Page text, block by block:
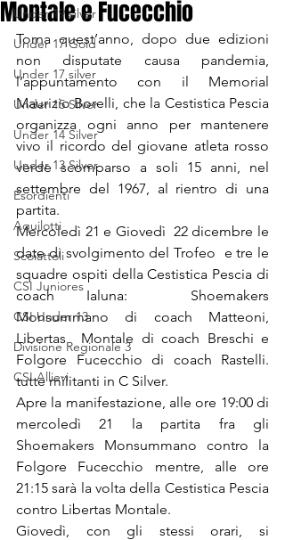
Under 19 silver
Under 17 Gold
Under 17 silver
Under 15 Silver
Under 14 Silver
Under 13 Silver
Esordienti
Aquilotti
Scoiattoli
CSI Juniores
CSI Under 13
Divisione Regionale 3
CSI Allievi
Montale e Fucecchio
Torna quest’anno, dopo due edizioni
non disputate causa pandemia,
l’appuntamento con il Memorial
Maurizio Borelli, che la Cestistica Pescia
organizza ogni anno per mantenere
vivo il ricordo del giovane atleta rosso
verde scomparso a soli 15 anni, nel
settembre del 1967, al rientro di una
partita.
Mercoledì 21 e Giovedì  22 dicembre le
date di svolgimento del Trofeo  e tre le
squadre ospiti della Cestistica Pescia di
coach Ialuna:  Shoemakers
Monsummano di coach Matteoni,
Libertas  Montale di coach Breschi e
Folgore Fucecchio di coach Rastelli.
tutte militanti in C Silver.
Apre la manifestazione, alle ore 19:00 di
mercoledì 21 la partita fra gli
Shoemakers Monsummano contro la
Folgore Fucecchio mentre, alle ore
21:15 sarà la volta della Cestistica Pescia
contro Libertas Montale.
Giovedì, con gli stessi orari, si